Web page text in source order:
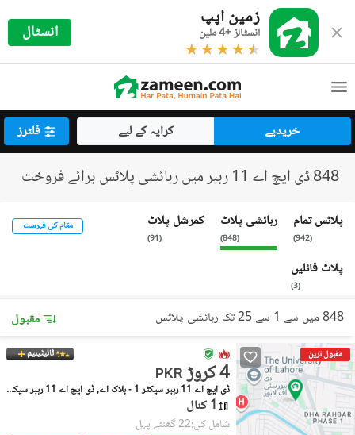
زمین اپپ
انسٹالز +4 ملین انسٹال
خریدیے کرایہ کے لیے فلٹرز
848 ڈی ایچ اے 11 رہبر میں رہائشی پلاٹس برائے فروخت
پلاٹس تمام
(
942
)
رہائشی پلاٹ
(
848
)
کمرشل پلاٹ
(
91
)
پلاٹ فائلیں
(
3
)
مقام کی فہرست
848 میں سے 1 سے 25 تک رہائشی پلاٹس مقبول
مقبول ترین ٹائیٹینیم
PKR 4 کروڑ
ڈی ایچ اے 11 رہبر سیکٹر 1 - بلاک اے, ڈی ایچ اے 11 رہبر سیکٹر 1
1 کنال
شامل کی:22 گھنٹے پہل